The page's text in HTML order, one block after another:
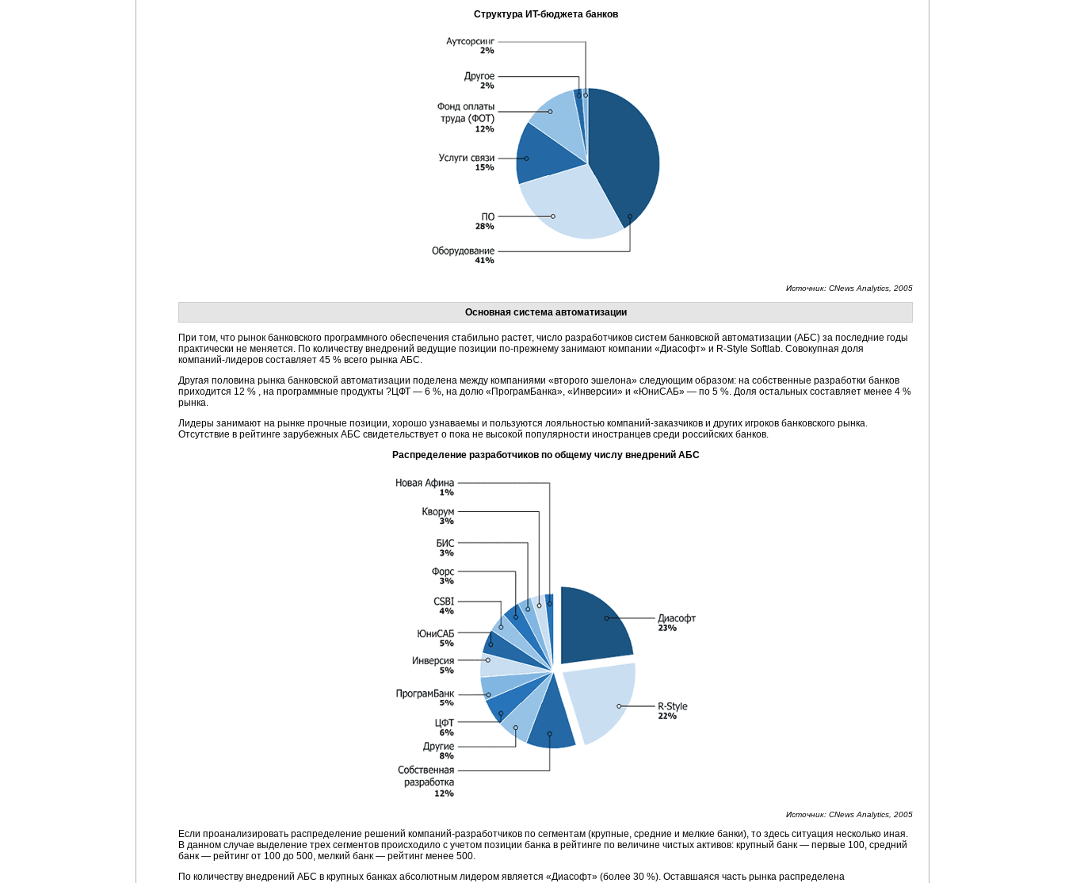
Структура ИT-бюджетабанков
Источник: CNews Analytics, 2005
Основная система автоматизации
При том, что рынок банковского программного обеспечения стабильно растет, число разработчиков систем банковской автоматизации (АБС) за последние годы
практически не меняется. По количеству внедрений ведущие позиции по-прежнему занимают компании «Диасофт» и R-Style Softlab. Совокупная доля
компаний-лидеров составляет 45 % всего рынка АБС.
Другая половина рынка банковской автоматизации поделена между компаниями «второго эшелона» следующим образом: на собственные разработки банков
приходится 12 % , на программные продукты ?ЦФТ — 6 %, на долю «ПрограмБанка», «Инверсии» и «ЮниСАБ» — по 5 %. Доля остальных составляет менее 4 %
рынка.
Лидеры занимают на рынке прочные позиции, хорошо узнаваемы и пользуются лояльностью компаний-заказчиков и других игроков банковского рынка.
Отсутствие в рейтинге зарубежных АБС свидетельствует о пока не высокой популярности иностранцев среди российских банков.
Распределение разработчиков по общему числу внедрений АБС
Источник: CNews Analytics, 2005
Если проанализировать распределение решений компаний-разработчиков по сегментам (крупные, средние и мелкие банки), то здесь ситуация несколько иная.
В данном случае выделение трех сегментов происходило с учетом позиции банка в рейтинге по величине чистых активов: крупный банк — первые 100, средний
банк — рейтинг от 100 до 500, мелкий банк — рейтинг менее 500.
По количеству внедрений АБС в крупных банках абсолютным лидером является «Диасофт» (более 30 %). Оставшаяся часть рынка распределена